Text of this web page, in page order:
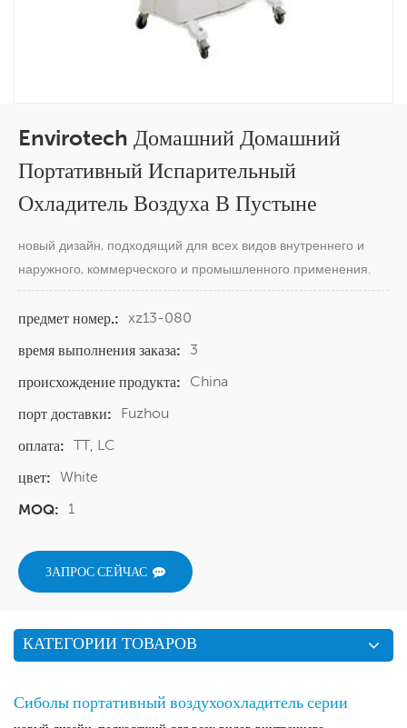
Envirotech Домашний Домашний
Портативный Испарительный
Охладитель Воздуха В Пустыне
новый дизайн, подходящий для всех видов внутреннего и
наружного, коммерческого и промышленного применения.
предмет номер.: xz13-080
время выполнения заказа:
3
происхождение продукта:
China
порт доставки:
Fuzhou
оплата: TT, LC
цвет: White
MOQ:
1
ЗАПРОС СЕЙЧАС
КАТЕГОРИИ ТОВАРОВ
Сиболыпортативный воздухоохладительсерии